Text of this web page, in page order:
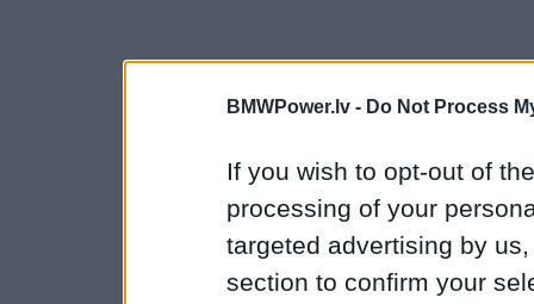
BMWPower.lv - Do Not Process
If you wish to opt-out of
processing of your
targeted advertising by
section to confirm your